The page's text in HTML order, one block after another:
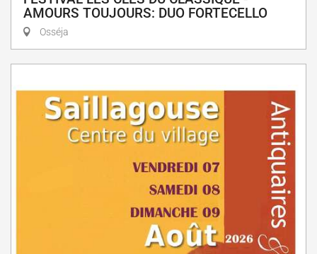
AMOURS TOUJOURS: DUO FORTECELLO
Osséja